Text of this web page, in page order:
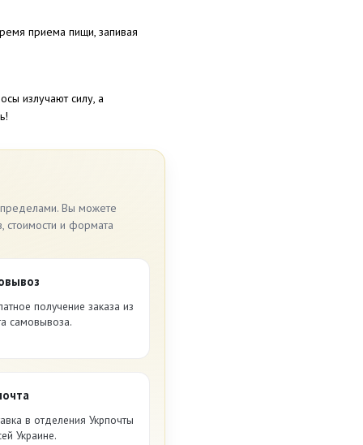
приема пищи, запивая
излучают силу, а
Вы можете
стоимости и формата
получение заказа из
самовывоза.
в отделения Укрпочты
Украине.